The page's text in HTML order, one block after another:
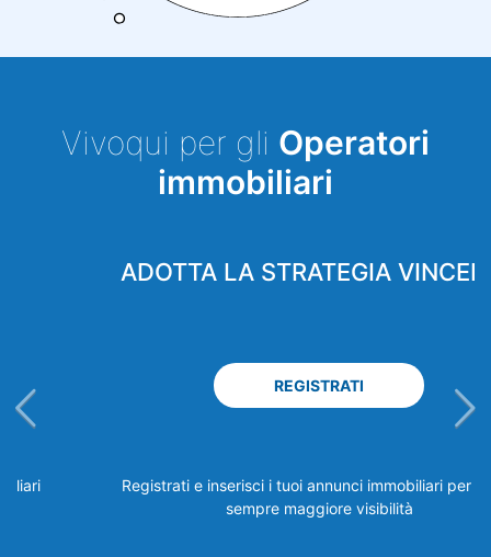
Vivoqui per gli Operatori
immobiliari
ADOTTA LA STRATEGIA VINCENTE
REGISTRATI
Registrati e inserisci i tuoi annunci immobiliari per avere
sempre maggiore visibilità